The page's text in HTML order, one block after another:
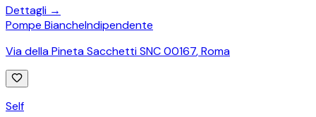
Dettagli →
Pompe BiancheIndipendente
Via della Pineta Sacchetti SNC 00167,Roma
Self